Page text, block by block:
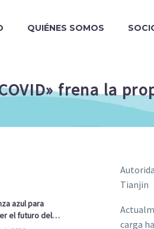
QUIÉNES SOMOS
frena la
azul para
el futuro del
Tianjin
carga